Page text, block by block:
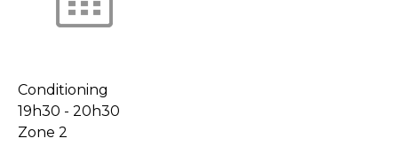
Conditioning
19h30 - 20h30
Zone 2